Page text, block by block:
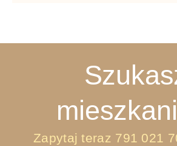
Zapytaj teraz 791 021